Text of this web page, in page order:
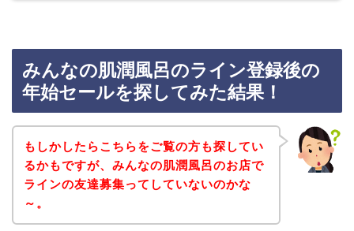
みんなの肌潤風呂のライン登録後の
年始セールを探してみた結果！
もしかしたらこちらをご覧の方も探してい
るかもですが、みんなの肌潤風呂のお店で
ラインの友達募集ってしていないのかな
～。